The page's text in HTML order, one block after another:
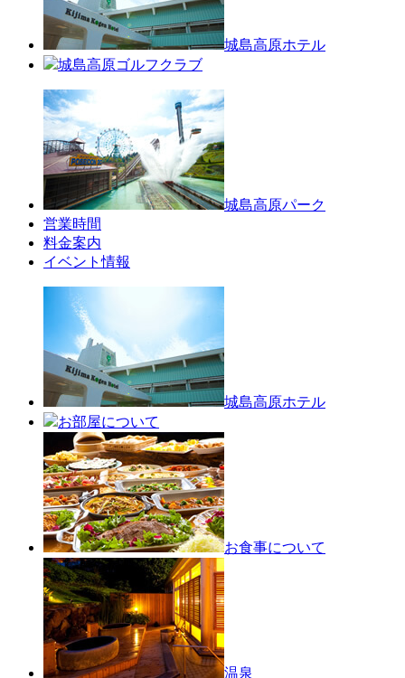
城島高原ホテル
城島高原ゴルフクラブ
城島高原パーク
営業時間
料金案内
イベント情報
城島高原ホテル
お部屋について
お食事について
温泉